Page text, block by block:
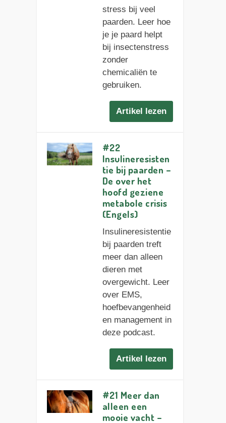
stress bij veel
paarden. Leer hoe
je je paard helpt
bij insectenstress
zonder
chemicaliën te
gebruiken.
Artikel lezen
#22
Insulineresisten
tie bij paarden –
De over het
hoofd geziene
metabole crisis
(Engels)
Insulineresistentie
bij paarden treft
meer dan alleen
dieren met
overgewicht. Leer
over EMS,
hoefbevangenheid
en management in
deze podcast.
Artikel lezen
#21 Meer dan
alleen een
mooie vacht –